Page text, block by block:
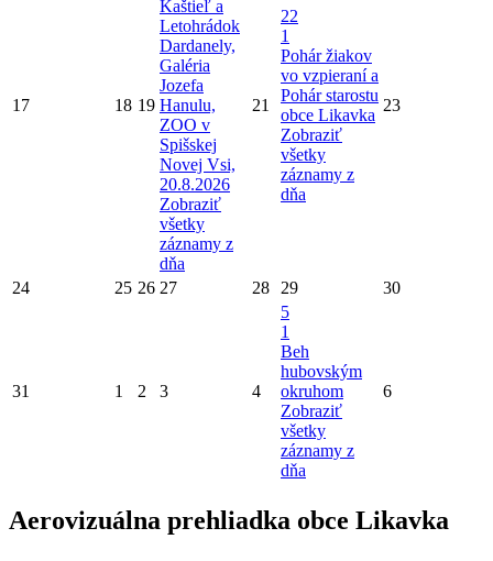
17 18 19
Kaštieľ a
Letohrádok
Dardanely,
Galéria
Jozefa
Hanulu,
ZOO v
Spišskej
Novej Vsi,
20.8.2026
Zobraziť
všetky
záznamy z
dňa
21
22
1
Pohár žiakov
vo vzpieraní a
Pohár starostu
obce Likavka
Zobraziť
všetky
záznamy z
dňa
23
24 25 26 27 28 29 30
31 1 2 3 4
5
1
Beh
hubovským
okruhom
Zobraziť
všetky
záznamy z
dňa
6
Aerovizuálna prehliadka obce Likavka